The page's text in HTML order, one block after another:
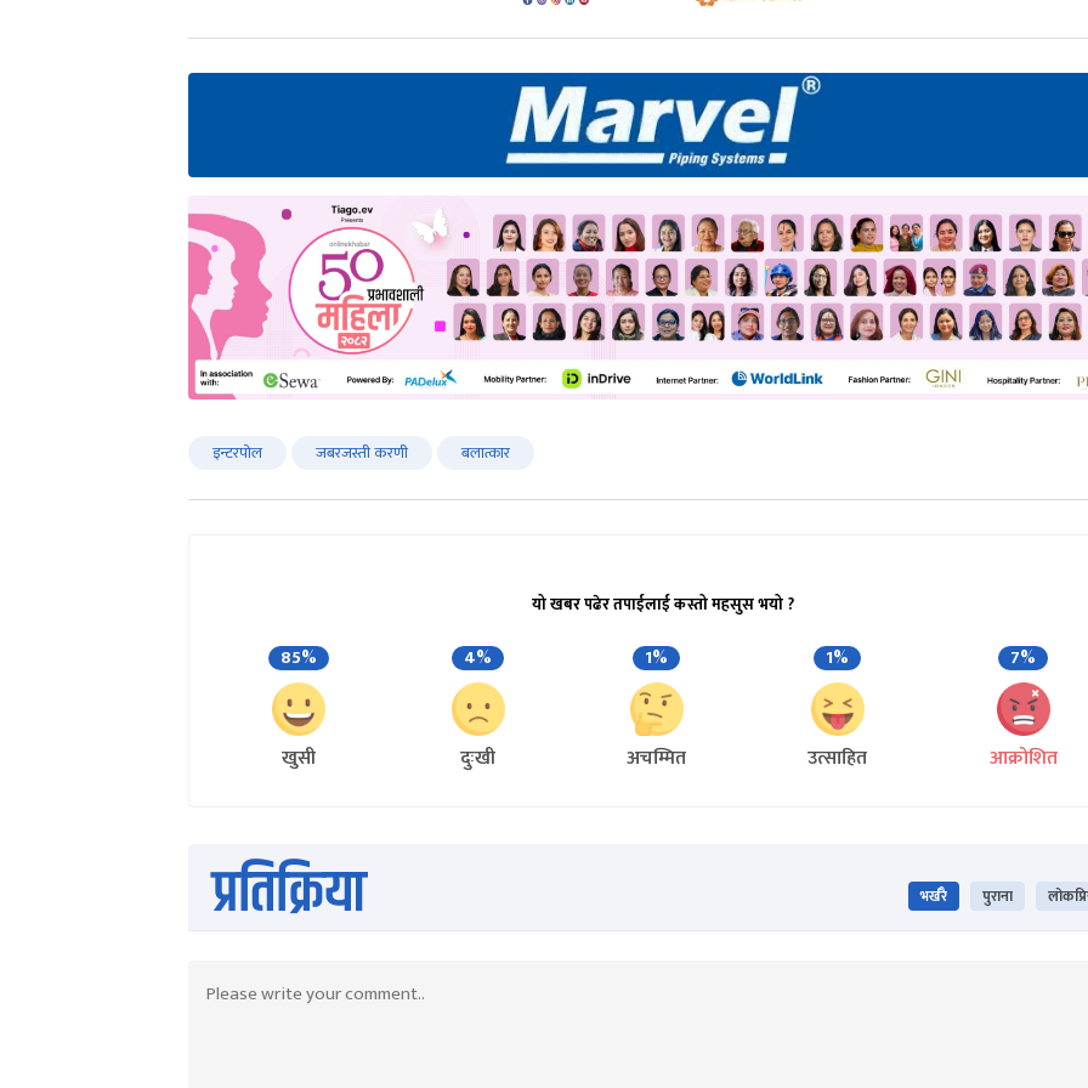
इन्टरपोल जबरजस्ती करणी बलात्कार
यो खबर पढेर तपाईलाई कस्तो महसुस भयो ?
85%
खुसी
4%
दुःखी
1%
अचम्मित
1%
उत्साहित
7%
आक्रोशित
प्रतिक्रिया भर्खरै पुराना